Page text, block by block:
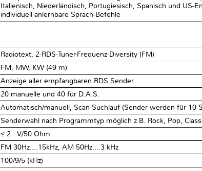
Italienisch, Niederländisch, Portugiesisch, Spanisch und US-
individuell anlernbare Sprach-Befehle
Radiotext, 2-RDS-Tuner-Frequenz-Diversity (FM)
FM, MW, KW (49 m)
Anzeige aller empfangbaren RDS Sender
20 manuelle und 40 für D.A.S.
Automatisch/manuell, Scan-Suchlauf (Sender werden für 10
Senderwahl nach Programmtyp möglich z.B. Rock, Pop,
≤ 2 μV/50 Ohm
FM 30Hz....15kHz, AM 50Hz....3 kHz
100/9/5 (kHz)